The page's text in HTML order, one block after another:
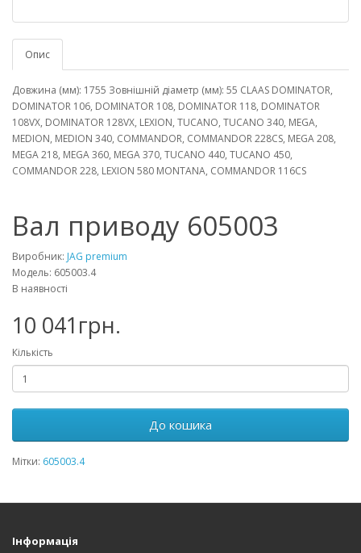
Опис
Довжина (мм): 1755 Зовнішній діаметр (мм): 55 CLAAS DOMINATOR,
DOMINATOR 106, DOMINATOR 108, DOMINATOR 118, DOMINATOR
108VX, DOMINATOR 128VX, LEXION, TUCANO, TUCANO 340, MEGA,
MEDION, MEDION 340, COMMANDOR, COMMANDOR 228CS, MEGA 208,
MEGA 218, MEGA 360, MEGA 370, TUCANO 440, TUCANO 450,
COMMANDOR 228, LEXION 580 MONTANA, COMMANDOR 116CS
Вал приводу 605003
Виробник: JAG premium
Модель: 605003.4
В наявності
10 041грн.
Кількість
До кошика
Мітки: 605003.4
Інформація